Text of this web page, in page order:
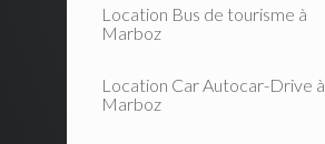
Location Bus de tourisme à
Marboz
Location Car Autocar-Drive à
Marboz